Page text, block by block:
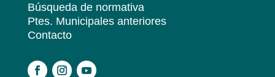
Búsqueda de normativa
Ptes. Municipales anteriores
Contacto